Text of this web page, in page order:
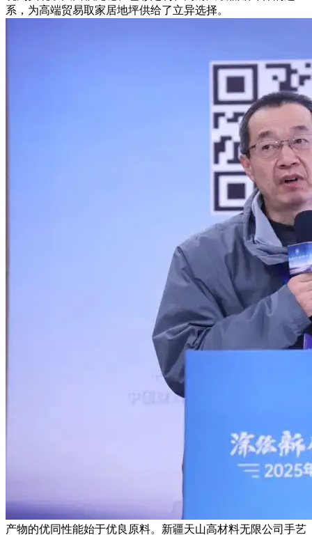
系，为高端贸易取家居地坪供给了立异选择。
产物的优同性能始于优良原料。新疆天山高材料无限公司手艺